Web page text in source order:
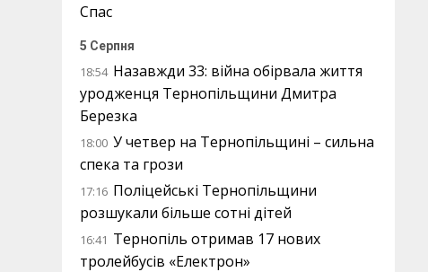
Спас
5 Серпня
18:54 Назавжди 33: війна обірвала життя
уродженця Тернопільщини Дмитра
Березка
18:00 У четвер на Тернопільщині – сильна
спека та грози
17:16 Поліцейські Тернопільщини
розшукали більше сотні дітей
16:41 Тернопіль отримав 17 нових
тролейбусів «Електрон»